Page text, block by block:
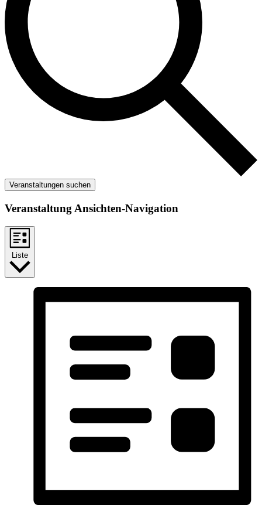
Veranstaltungen suchen
Veranstaltung Ansichten-Navigation
Liste